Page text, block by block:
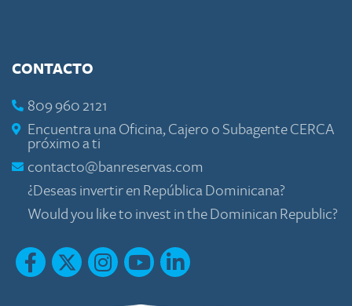
CONTACTO
809 960 2121
Encuentra una Oficina, Cajero o Subagente CERCA
próximo a ti
contacto@banreservas.com
¿Deseas invertir en República Dominicana?
Would you like to invest in the Dominican Republic?